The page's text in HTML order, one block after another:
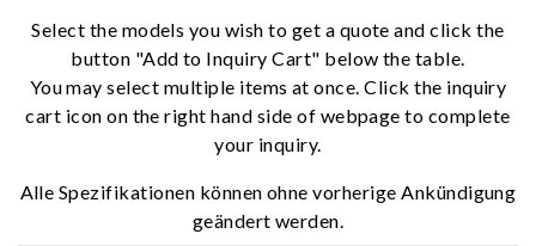
Select the models you wish to get a quote and click the
button "Add to Inquiry Cart" below the table.
You may select multiple items at once. Click the inquiry
cart icon on the right hand side of webpage to complete
your inquiry.
Alle Spezifikationen können ohne vorherige Ankündigung
geändert werden.